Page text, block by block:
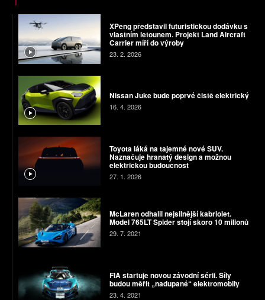
XPeng představil futuristickou dodávku s
vlastním letounem. Projekt Land Aircraft
Carrier míří do výroby
23. 2. 2026
Nissan Juke bude poprvé čistě elektrický
16. 4. 2026
Toyota láká na tajemné nové SUV.
Naznačuje hranatý design a možnou
elektrickou budoucnost
27. 1. 2026
McLaren odhalil nejsilnější kabriolet.
Model 765LT Spider stojí skoro 10 milionů
29. 7. 2021
FIA startuje novou závodní sérii. Síly
budou měřit „nadupané“ elektromobily
23. 4. 2021